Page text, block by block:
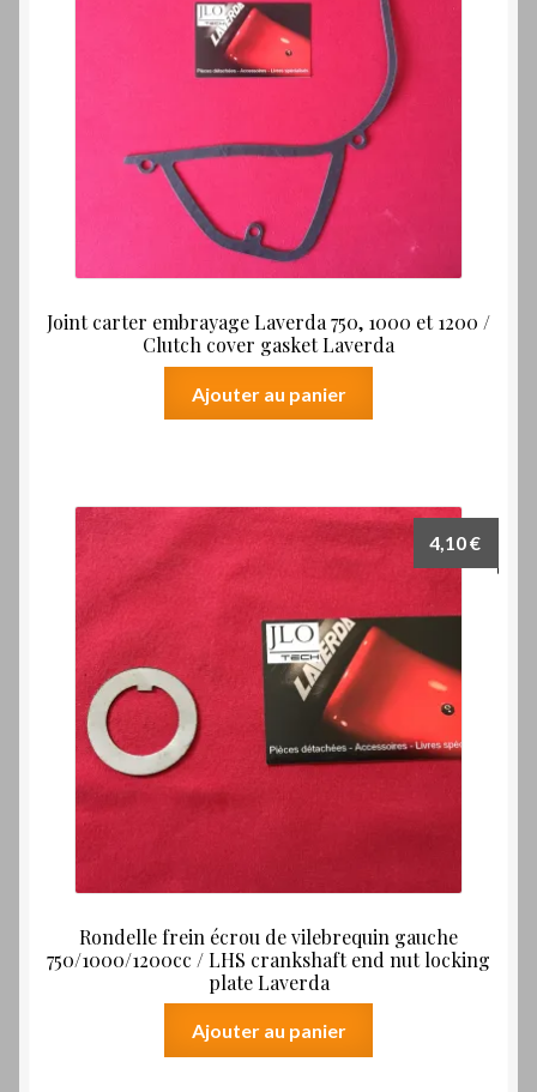
Joint carter embrayage Laverda 750, 1000 et 1200 /
Clutch cover gasket Laverda
Ajouter au panier
Rondelle frein écrou de vilebrequin gauche
750/1000/1200cc / LHS crankshaft end nut locking
plate Laverda
4,10€
Ajouter au panier